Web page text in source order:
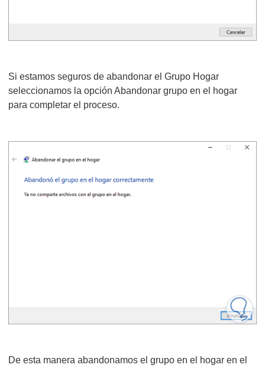
Si estamos seguros de abandonar el Grupo Hogar
seleccionamos la opción Abandonar grupo en el hogar
para completar el proceso.
De esta manera abandonamos el grupo en el hogar en el